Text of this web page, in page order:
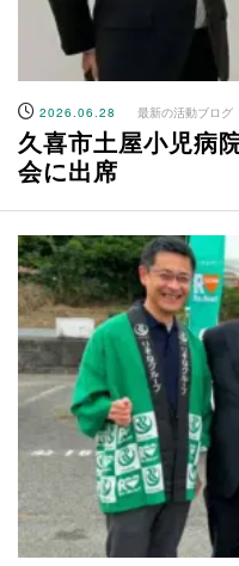
2026.06.28 最新の活動ブログ
久喜市土屋小児病
会に出席